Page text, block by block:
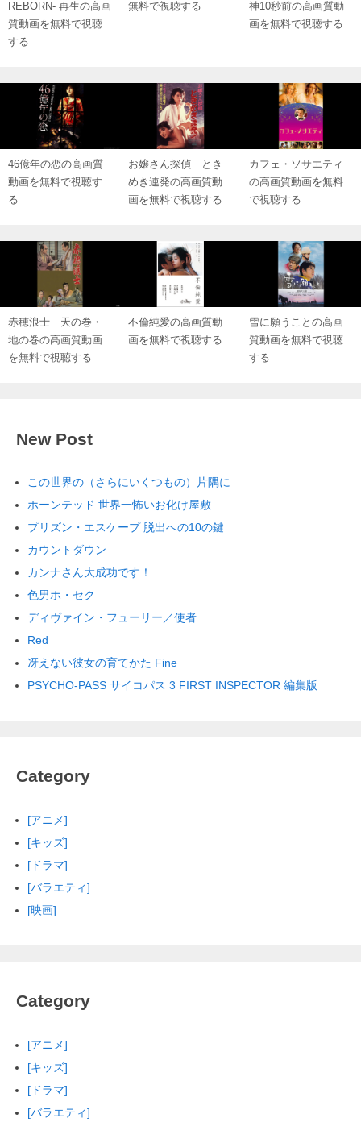
REBORN- 再生の高画
質動画を無料で視聴
する
無料で視聴する
神10秒前の高画質動
画を無料で視聴する
46億年の恋の高画質
動画を無料で視聴す
る
お嬢さん探偵 とき
めき連発の高画質動
画を無料で視聴する
カフェ・ソサエティ
の高画質動画を無料
で視聴する
赤穂浪士 天の巻・
地の巻の高画質動画
を無料で視聴する
不倫純愛の高画質動
画を無料で視聴する
雪に願うことの高画
質動画を無料で視聴
する
New Post
この世界の（さらにいくつもの）片隅に
ホーンテッド 世界一怖いお化け屋敷
プリズン・エスケープ 脱出への10の鍵
カウントダウン
カンナさん大成功です！
色男ホ・セク
ディヴァイン・フューリー／使者
Red
冴えない彼女の育てかた Fine
PSYCHO-PASS サイコパス 3 FIRST INSPECTOR 編集版
Category
[アニメ]
[キッズ]
[ドラマ]
[バラエティ]
[映画]
Category
[アニメ]
[キッズ]
[ドラマ]
[バラエティ]